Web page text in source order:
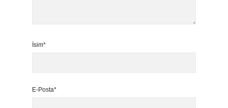
İsim*
E-Posta*